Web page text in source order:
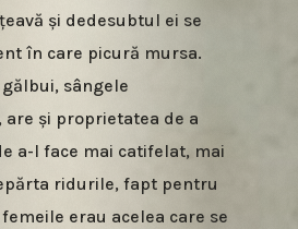
și dedesubtul ei se
în care picură mursa.
sângele
are și proprietatea de a
a-l face mai catifelat, mai
ridurile, fapt pentru
erau acelea care se